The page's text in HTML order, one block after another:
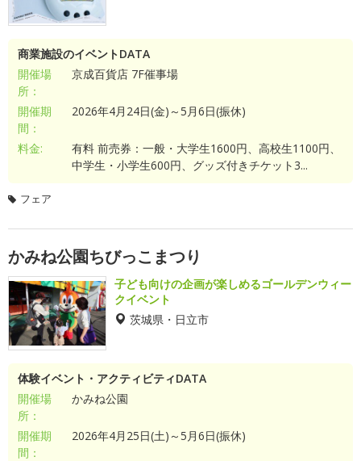
商業施設のイベントDATA
開催場
所：
京成百貨店 7F催事場
開催期
間：
2026年4月24日(金)～5月6日(振休)
料金:
有料 前売券：一般・大学生1600円、高校生1100円、
中学生・小学生600円、グッズ付きチケット3...
フェア
かみね公園ちびっこまつり
子ども向けの企画が楽しめるゴールデンウィー
クイベント
茨城県・日立市
体験イベント・アクティビティDATA
開催場
所：
かみね公園
開催期
間：
2026年4月25日(土)～5月6日(振休)